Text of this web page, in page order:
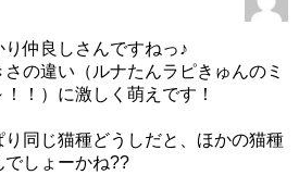
仲良しさんですねっ♪
の違い（ルナたんラピきゅんのミ
！）に激しく萌えです！
り同じ猫種どうしだと、ほかの猫種
でしょーかね??